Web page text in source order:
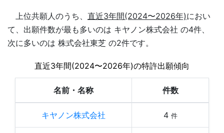
上位共願人のうち、 直近3年間(2024〜2026年)におい
て、出願件数が最も多いのは キヤノン株式会社 の4件、
次に多いのは 株式会社東芝 の2件です。
直近3年間(2024〜2026年)の特許出願傾向
名前・名称 件数
キヤノン株式会社 4 件